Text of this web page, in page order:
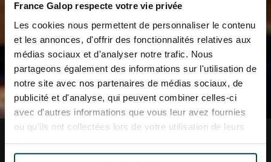
France Galop respecte votre vie privée
Les cookies nous permettent de personnaliser le contenu
et les annonces, d'offrir des fonctionnalités relatives aux
médias sociaux et d'analyser notre trafic. Nous
partageons également des informations sur l'utilisation de
notre site avec nos partenaires de médias sociaux, de
publicité et d'analyse, qui peuvent combiner celles-ci
avec d'autres informations que vous leur avez fournies
ou qu'ils ont collectées lors de votre utilisation de leurs
services.
NOUS CONTACTER